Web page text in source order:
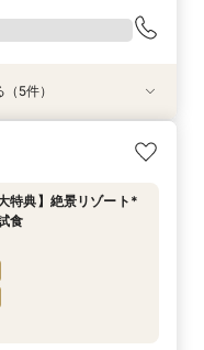
ンちゃんも一緒！貸切
コース試食＆10大特典
談会】スマホで簡単！
身の豪華フレンチ試食
し」アップ額が少ない
5件）
特典】絶景リゾート*
食